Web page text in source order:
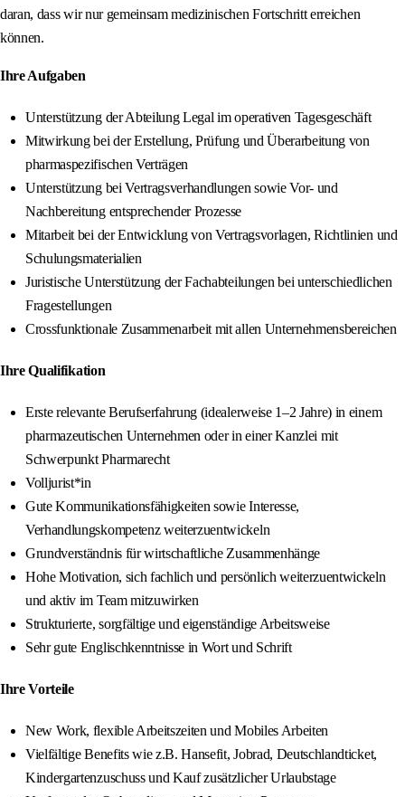
daran, dass wir nur gemeinsam medizinischen Fortschritt erreichen
können.
Ihre Aufgaben
Unterstützung der Abteilung Legal im operativen Tagesgeschäft
Mitwirkung bei der Erstellung, Prüfung und Überarbeitung von
pharmaspezifischen Verträgen
Unterstützung bei Vertragsverhandlungen sowie Vor- und
Nachbereitung entsprechender Prozesse
Mitarbeit bei der Entwicklung von Vertragsvorlagen, Richtlinien und
Schulungsmaterialien
Juristische Unterstützung der Fachabteilungen bei unterschiedlichen
Fragestellungen
Crossfunktionale Zusammenarbeit mit allen Unternehmensbereichen
Ihre Qualifikation
Erste relevante Berufserfahrung (idealerweise 1–2 Jahre) in einem
pharmazeutischen Unternehmen oder in einer Kanzlei mit
Schwerpunkt Pharmarecht
Volljurist*in
Gute Kommunikationsfähigkeiten sowie Interesse,
Verhandlungskompetenz weiterzuentwickeln
Grundverständnis für wirtschaftliche Zusammenhänge
Hohe Motivation, sich fachlich und persönlich weiterzuentwickeln
und aktiv im Team mitzuwirken
Strukturierte, sorgfältige und eigenständige Arbeitsweise
Sehr gute Englischkenntnisse in Wort und Schrift
Ihre Vorteile
New Work, flexible Arbeitszeiten und Mobiles Arbeiten
Vielfältige Benefits wie z.B. Hansefit, Jobrad, Deutschlandticket,
Kindergartenzuschuss und Kauf zusätzlicher Urlaubstage